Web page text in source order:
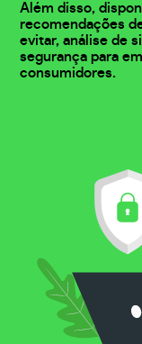
Além disso,
recomendações
evitar, análise de
segurança para
consumidores.